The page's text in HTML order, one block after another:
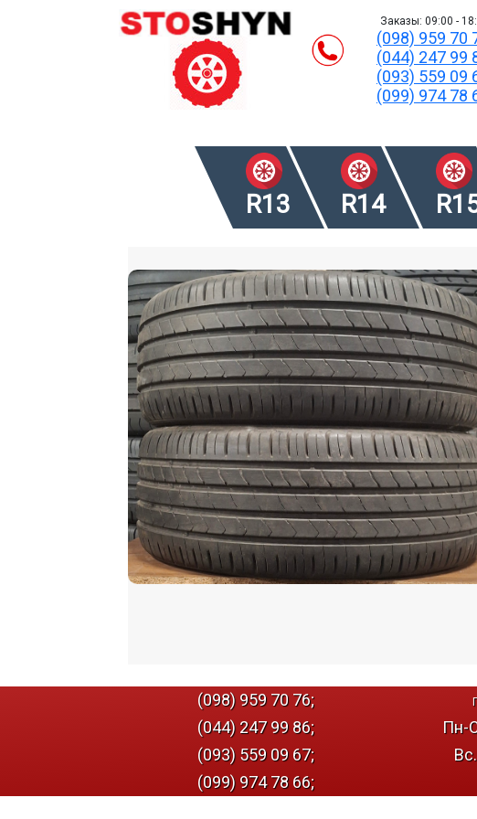
Заказы: 09:00 -
(098) 959 70
(044) 247 99
(093) 559 09
(099) 974 78
R13 R14
(098) 959 70 76;
(044) 247 99 86;
(093) 559 09 67;
(099) 974 78 66;
Пн-